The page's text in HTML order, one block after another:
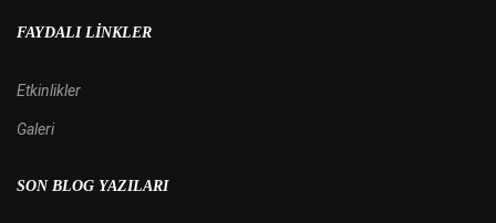
FAYDALI LINKLER
Etkinlikler
Galeri
SON BLOG YAZILARI